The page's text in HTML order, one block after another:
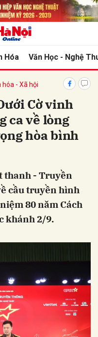
Hóa Văn Học - Nghệ
hóa - Xã hội
Cờ vinh
ca về lòng
hòa bình
thanh - Truyền
cầu truyền hình
80 năm Cách
khánh 2/9.